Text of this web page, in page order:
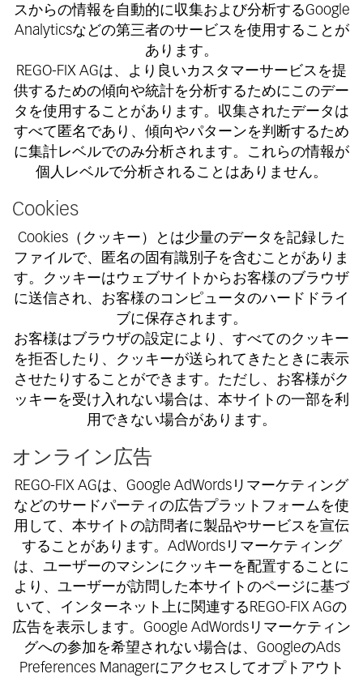
スからの情報を自動的に収集および分析するGoogle
Analyticsなどの第三者のサービスを使用することが
あります。
REGO-FIX AGは、より良いカスタマーサービスを提
供するための傾向や統計を分析するためにこのデー
タを使用することがあります。収集されたデータは
すべて匿名であり、傾向やパターンを判断するため
に集計レベルでのみ分析されます。これらの情報が
個人レベルで分析されることはありません。
Cookies
Cookies（クッキー）とは少量のデータを記録した
ファイルで、匿名の固有識別子を含むことがありま
す。クッキーはウェブサイトからお客様のブラウザ
に送信され、お客様のコンピュータのハードドライ
ブに保存されます。
お客様はブラウザの設定により、すべてのクッキー
を拒否したり、クッキーが送られてきたときに表示
させたりすることができます。ただし、お客様がク
ッキーを受け入れない場合は、本サイトの一部を利
用できない場合があります。
オンライン広告
REGO-FIX AGは、Google AdWordsリマーケティング
などのサードパーティの広告プラットフォームを使
用して、本サイトの訪問者に製品やサービスを宣伝
することがあります。AdWordsリマーケティング
は、ユーザーのマシンにクッキーを配置することに
より、ユーザーが訪問した本サイトのページに基づ
いて、インターネット上に関連するREGO-FIX AGの
広告を表示します。Google AdWordsリマーケティン
グへの参加を希望されない場合は、GoogleのAds
Preferences Managerにアクセスしてオプトアウト